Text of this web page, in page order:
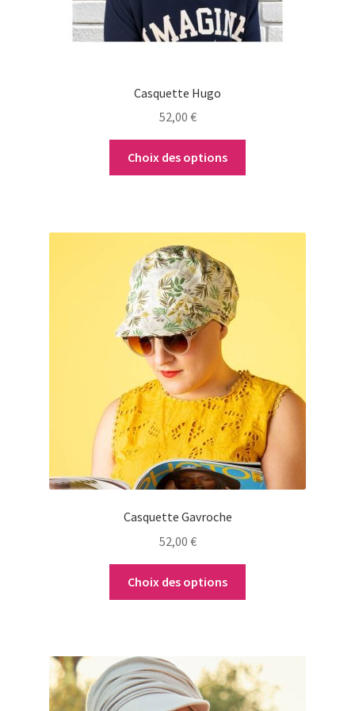
Casquette Hugo
52,00 €
Choix des options
sur
la
produit
Casquette Gavroche
52,00 €
Choix des options
produit
a
plusieurs
variations.
Les
options
peuvent
être
choisies
sur
la
page
produit
Ce
produit
a